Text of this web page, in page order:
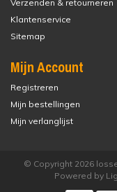
Verzenden & retourneren
Klantenservice
Sitemap
Mijn Account
Registreren
Mijn bestellingen
Mijn verlanglijst
© Copyright 2026
Powered by